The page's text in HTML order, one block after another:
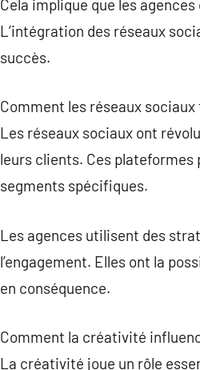
Cela implique que les
L’intégration des réseaux
succès.
Comment les réseaux
Les réseaux sociaux ont
leurs clients. Ces plateformes
segments spécifiques.
Les agences utilisent des
l’engagement. Elles ont la
en conséquence.
Comment la créativité
La créativité joue un rôle